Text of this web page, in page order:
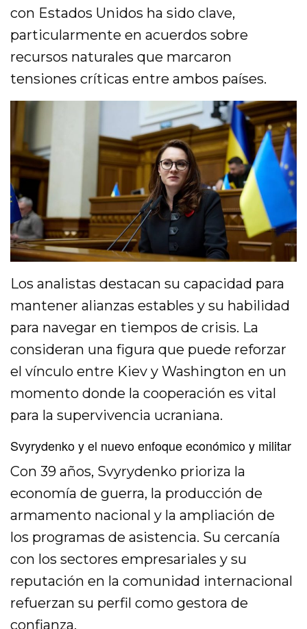
con Estados Unidos ha sido clave,
particularmente en acuerdos sobre
recursos naturales que marcaron
tensiones críticas entre ambos países.
Los analistas destacan su capacidad para
mantener alianzas estables y su habilidad
para navegar en tiempos de crisis. La
consideran una figura que puede reforzar
el vínculo entre Kiev y Washington en un
momento donde la cooperación es vital
para la supervivencia ucraniana.
Svyrydenko y el nuevo enfoque económico y militar
Con 39 años, Svyrydenko prioriza la
economía de guerra, la producción de
armamento nacional y la ampliación de
los programas de asistencia. Su cercanía
con los sectores empresariales y su
reputación en la comunidad internacional
refuerzan su perfil como gestora de
confianza.